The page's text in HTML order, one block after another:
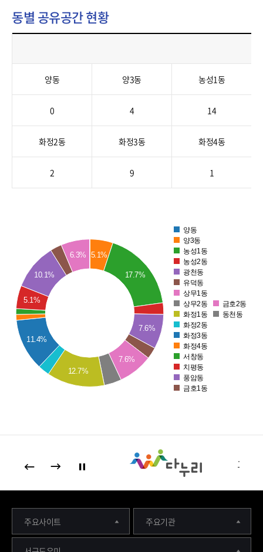
동별 공유공간 현황
사
추
현
을
다.
양동 양3동 농성1동
0 4 14
화정2동 화정3동 화정4동
2 9 1
5.1%
17.7%
7.6%
7.6%
12.7%
11.4%
5.1%
10.1%
6.3%
양동
양3동
농성1동
농성2동
광천동
유덕동
상무1동
상무2동
화정1동
화정2동
화정3동
화정4동
서창동
치평동
풍암동
금호1동
금호2동
동천동
주요사이트 주요기관